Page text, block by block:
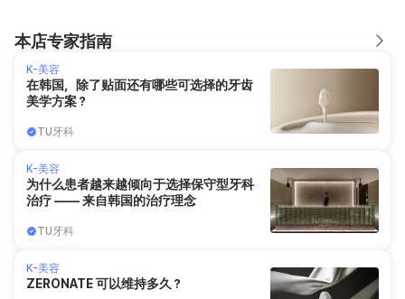
本店专家指南
K-美容
在韩国，除了贴面还有哪些可选择的牙齿
美学方案？
TU牙科
K-美容
为什么患者越来越倾向于选择保守型牙科
治疗 —— 来自韩国的治疗理念
TU牙科
K-美容
ZERONATE 可以维持多久？